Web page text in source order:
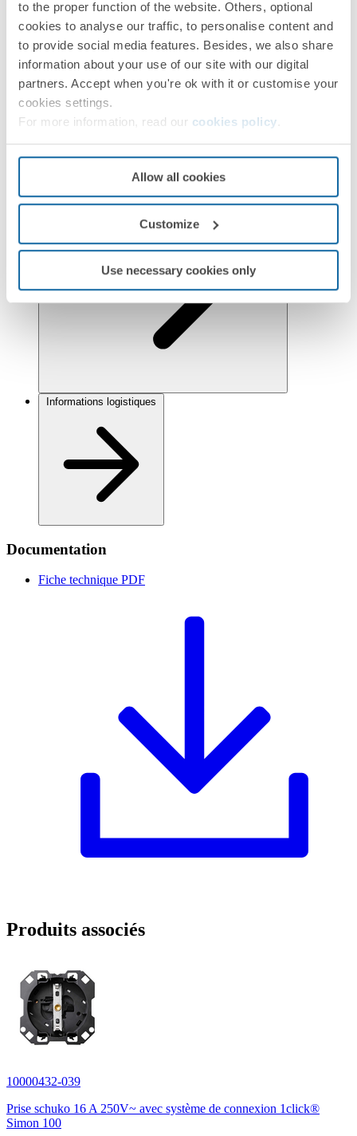
to the proper function of the website. Others, optional
cookies to analyse our traffic, to personalise content and
to provide social media features. Besides, we also share
information about your use of our site with our digital
partners. Accept when you're ok with it or customise your
cookies settings.
For more information, read our cookies policy
Allow all cookies
Customize
Use necessary cookies only
Réglementation et informations environnementales
Documentation
Fiche technique PDF
Produits associés
10000432-039
Prise schuko 16 A 250V~ avec système de connexion 1click®
Simon 100